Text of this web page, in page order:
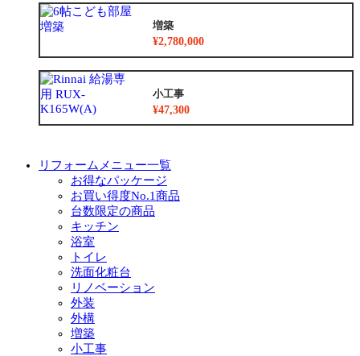
増築
¥2,780,000
小工事
¥47,300
リフォームメニュー一覧
お得なパッケージ
お買い得度No.1商品
台数限定の商品
キッチン
浴室
トイレ
洗面化粧台
リノベーション
外装
外構
増築
小工事